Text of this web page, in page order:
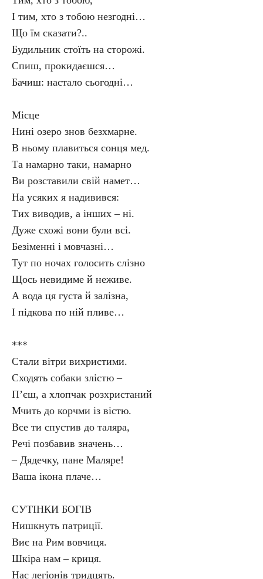
І тим, хто з тобою незгодні…
Що їм сказати?..
Будильник стоїть на сторожі.
Спиш, прокидаєшся…
Бачиш: настало сьогодні…
Місце
Нині озеро знов безхмарне.
В ньому плавиться сонця мед.
Та намарно таки, намарно
Ви розставили свій намет…
На усяких я надивився:
Тих виводив, а інших – ні.
Дуже схожі вони були всі.
Безіменні і мовчазні…
Тут по ночах голосить слізно
Щось невидиме й неживе.
А вода ця густа й залізна,
І підкова по ній пливе…
***
Стали вітри вихристими.
Сходять собаки злістю –
П’єш, а хлопчак розхристаний
Мчить до корчми із вістю.
Все ти спустив до таляра,
Речі позбавив значень…
– Дядечку, пане Маляре!
Ваша ікона плаче…
СУТІНКИ БОГІВ
Нишкнуть патриції.
Виє на Рим вовчиця.
Шкіра нам – криця.
Нас легіонів тридцять.